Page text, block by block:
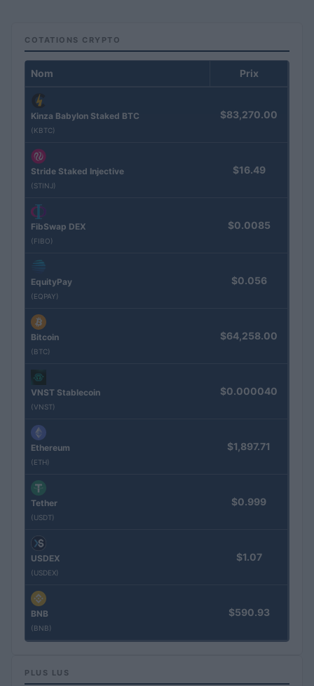
COTATIONS CRYPTO
Nom Prix
Kinza Babylon Staked BTC
(KBTC)
$83,270.00
Stride Staked Injective
(STINJ)
$16.49
FibSwap DEX
(FIBO)
$0.0085
EquityPay
(EQPAY)
$0.056
Bitcoin
(BTC)
$64,258.00
VNST Stablecoin
(VNST)
$0.000040
Ethereum
(ETH)
$1,897.71
Tether
(USDT)
$0.999
USDEX
(USDEX)
$1.07
BNB
(BNB)
$590.93
PLUS LUS